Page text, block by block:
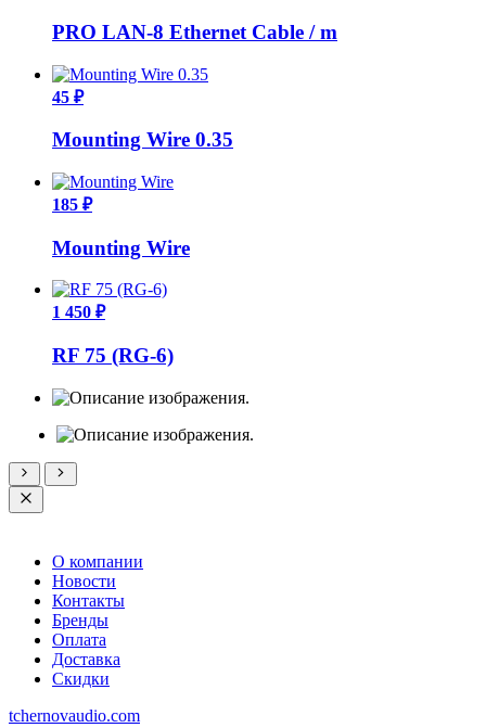
PRO LAN-8 Ethernet Cable / m
45 ₽
Mounting Wire 0.35
185 ₽
Mounting Wire
1 450 ₽
RF 75 (RG-6)
О компании
Новости
Контакты
Бренды
Оплата
Доставка
Скидки
tchernovaudio.com